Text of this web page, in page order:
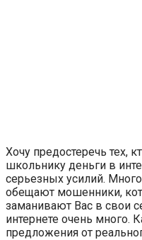
Хочу предостеречь тех,
школьнику деньги в
серьезных усилий.
обещают мошенники,
заманивают Вас в свои
интернете очень много.
предложения от